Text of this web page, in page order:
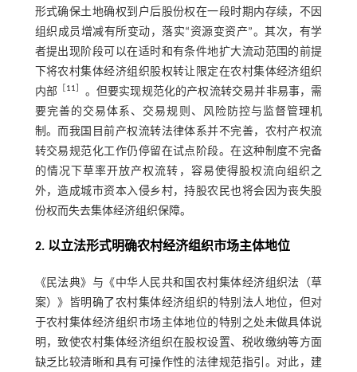
形式确保土地确权到户后股份权在一段时期内存续，不因
组织成员增减有所变动，落实“资源变资产”。其次，有学
者提出现阶段可以在适时和有条件地扩大流动范围的前提
下将农村集体经济组织股权转让限定在农村集体经济组织
内部
11
。但要实现规范化的产权流转交易并非易事，需
要完善的交易体系、交易规则、风险防控与监督管理机
制。而我国目前产权流转法律体系并不完善，农村产权流
转交易规范化工作仍停留在试点阶段。在这种制度不完备
的情况下草率开放产权流转，容易使得股权流向组织之
外，造成城市资本入侵乡村，持股农民也将会因为丧失股
份权而失去集体经济组织保障。
2. 以立法形式明确农村经济组织市场主体地位
《民法典》与《中华人民共和国农村集体经济组织法（草
案）》皆明确了农村集体经济组织的特别法人地位，但对
于农村集体经济组织市场主体地位的特别之处未做具体说
明，致使农村集体经济组织在股权设置、税收缴纳等方面
缺乏比较清晰和具有可操作性的法律规范指引。对此，建